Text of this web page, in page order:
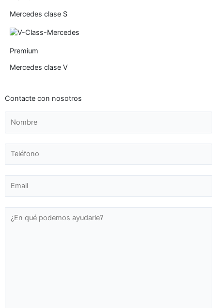
Mercedes clase S
Premium
Mercedes clase V
Contacte con nosotros